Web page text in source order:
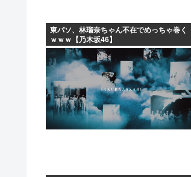
東パソ、林瑠奈ちゃん不在でめっちゃ巻く
ｗｗｗ【乃木坂46】